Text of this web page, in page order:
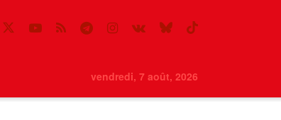
vendredi, 7 août, 2026